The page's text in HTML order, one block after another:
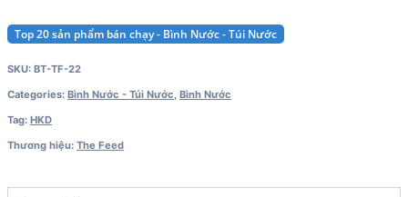
Top 20 sản phẩm bán chạy - Bình Nước - Túi Nước
SKU: BT-TF-22
Categories: Bình Nước - Túi Nước, Bình Nước
Tag: HKD
Thương hiệu: The Feed